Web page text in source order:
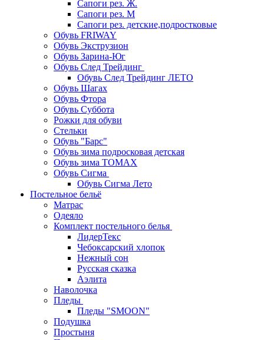
Сапоги рез. Ж.
Сапоги рез. М
Сапоги рез. детские,подростковые
Обувь FRIWAY
Обувь Экструзион
Обувь Зарина-Юг
Обувь След Трейдинг
Обувь След Трейдинг ЛЕТО
Обувь Шагах
Обувь Фтора
Обувь Суббота
Рожки для обуви
Стельки
Обувь "Барс"
Обувь зима подросковая детская
Обувь зима ТОМАХ
Обувь Сигма
Обувь Сигма Лето
Постельное бельё
Матрас
Одеяло
Комплект постельного белья
ЛидерТекс
Чебоксарский хлопок
Нежный сон
Русская сказка
Аэлита
Наволочка
Пледы
Пледы "SMOON"
Подушка
Простыня